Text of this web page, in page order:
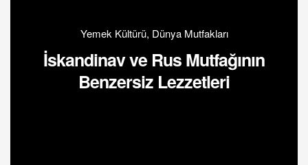
Yemek Kültürü, Dünya Mutfakları
İskandinav ve Rus Mutfağının
Benzersiz Lezzetleri